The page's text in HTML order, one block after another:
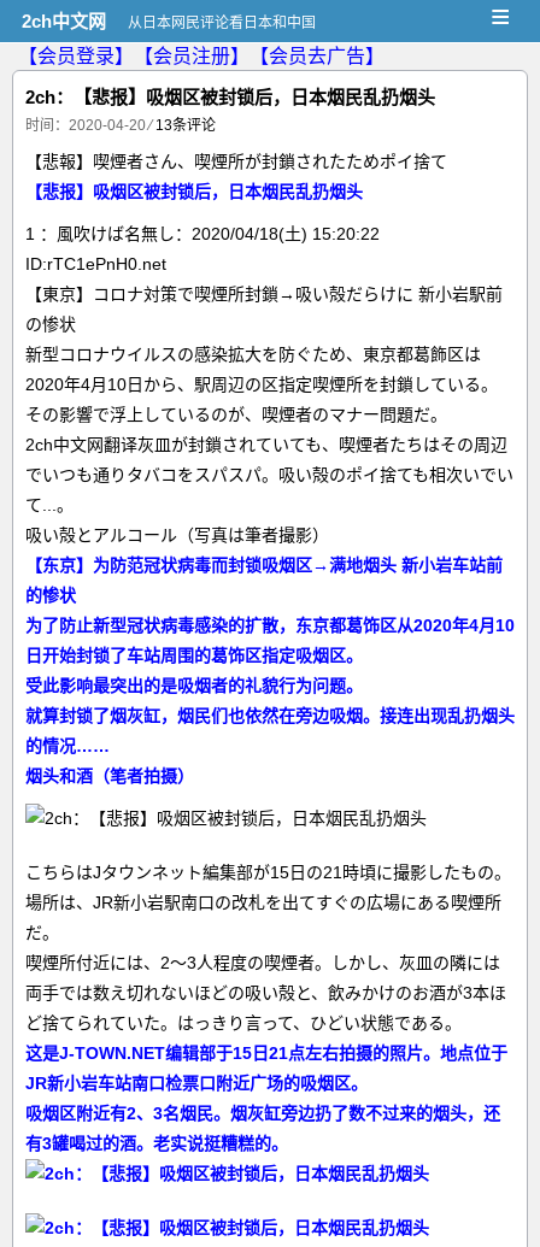
2ch中文网 从日本网民评论看日本和中国 ≡
【会员登录】 【会员注册】
【会员去广告】
2ch：【悲报】吸烟区被封锁后，日本烟民乱扔烟头
时间：2020-04-20 ⁄13条评论
【悲報】喫煙者さん、喫煙所が封鎖されたためポイ捨て
【悲报】吸烟区被封锁后，日本烟民乱扔烟头
1 ：風吹けば名無し：2020/04/18(土) 15:20:22
ID:rTC1ePnH0.net
【東京】コロナ対策で喫煙所封鎖→吸い殻だらけに 新小岩駅前
の惨状
新型コロナウイルスの感染拡大を防ぐため、東京都葛飾区は
2020年4月10日から、駅周辺の区指定喫煙所を封鎖している。
その影響で浮上しているのが、喫煙者のマナー問題だ。
2ch中文网翻译灰皿が封鎖されていても、喫煙者たちはその周辺
でいつも通りタバコをスパスパ。吸い殻のポイ捨ても相次いでい
て...。
吸い殻とアルコール（写真は筆者撮影）
【东京】为防范冠状病毒而封锁吸烟区→满地烟头 新小岩车站前
的惨状
为了防止新型冠状病毒感染的扩散，东京都葛饰区从2020年4月10
日开始封锁了车站周围的葛饰区指定吸烟区。
受此影响最突出的是吸烟者的礼貌行为问题。
就算封锁了烟灰缸，烟民们也依然在旁边吸烟。接连出现乱扔烟头
的情况……
烟头和酒（笔者拍摄）
こちらはJタウンネット編集部が15日の21時頃に撮影したもの。
場所は、JR新小岩駅南口の改札を出てすぐの広場にある喫煙所
だ。
喫煙所付近には、2～3人程度の喫煙者。しかし、灰皿の隣には
両手では数え切れないほどの吸い殻と、飲みかけのお酒が3本ほ
ど捨てられていた。はっきり言って、ひどい状態である。
这是J-TOWN.NET编辑部于15日21点左右拍摄的照片。地点位于
JR新小岩车站南口检票口附近广场的吸烟区。
吸烟区附近有2、3名烟民。烟灰缸旁边扔了数不过来的烟头，还
有3罐喝过的酒。老实说挺糟糕的。